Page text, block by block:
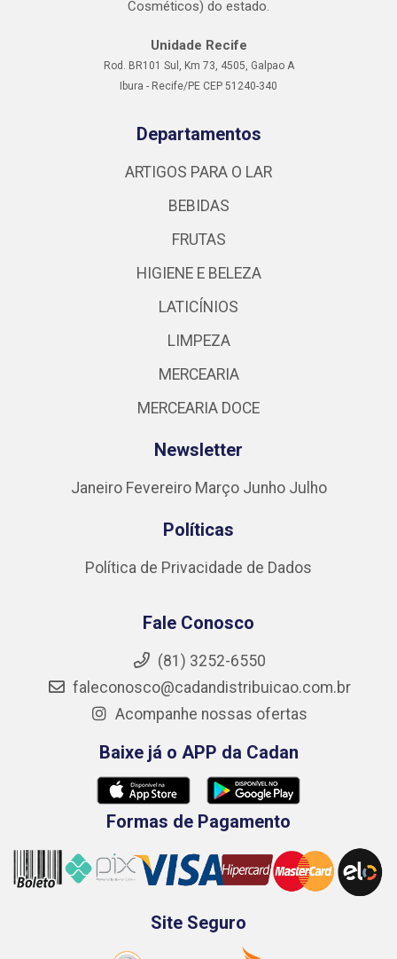
Cosméticos) do estado.
Unidade Recife
Rod. BR101 Sul, Km 73, 4505, Galpao A
Ibura - Recife/PE CEP 51240-340
Departamentos
ARTIGOS PARA O LAR
BEBIDAS
FRUTAS
HIGIENE E BELEZA
LATICÍNIOS
LIMPEZA
MERCEARIA
MERCEARIA DOCE
Newsletter
Janeiro Fevereiro Março Junho Julho
Políticas
Política de Privacidade de Dados
Fale Conosco
(81) 3252-6550
faleconosco@cadandistribuicao.com.br
Acompanhe nossas ofertas
Baixe já o APP da Cadan
Formas de Pagamento
Site Seguro